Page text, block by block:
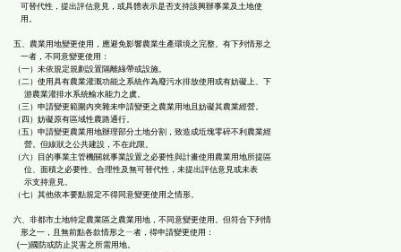
可替代性，提出評估意見，或具體表示是否支持該興辦事業及土地使
用。
五、農業用地變更使用，應避免影響農業生產環境之完整。有下列情形之
一者，不同意變更使用：
（一）未依規定規劃設置隔離綠帶或設施。
（二）使用具有農業灌溉功能之系統作為廢污水排放使用或有妨礙上、下
游農業灌排水系統輸水能力之虞。
（三）申請變更範圍內夾雜未申請變更之農業用地且妨礙其農業經營。
（四）妨礙原有區域性農路通行。
（五）申請變更農業用地辦理部分土地分割，致造成坵塊零碎不利農業經
營。但線狀之公共建設，不在此限。
（六）目的事業主管機關就事業設置之必要性與計畫使用農業用地所提區
位、面積之必要性、合理性及無可替代性，未提出評估意見或未表
示支持意見。
（七）其他依本要點規定不得同意變更使用之情形。
六、非都市土地特定農業區之農業用地，不同意變更使用。但符合下列情
形之一，且無前點各款情形之ㄧ者，得申請變更使用：
(一)國防或防止災害之所需用地。